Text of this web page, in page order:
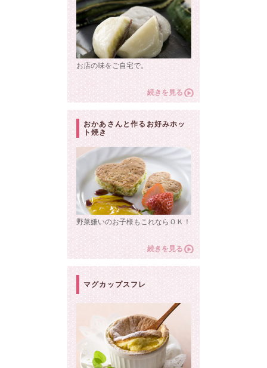
お店の味をご自宅で。
続きを見る
おかあさんと作るお好みホッ
ト焼き
野菜嫌いのお子様もこれならＯＫ！
続きを見る
マグカップスフレ